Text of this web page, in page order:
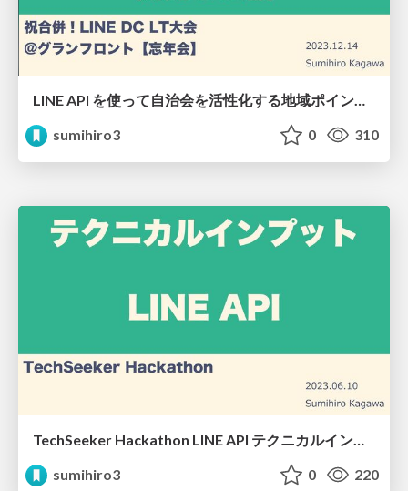
LINE API を使って自治会を活性化する地域ポイントPFを開発した話
sumihiro3
0 310
sumihiro3
0 220